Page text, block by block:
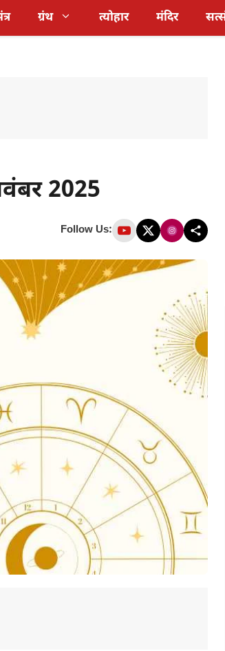
ग्रंथ त्योहार मंदिर
2025
Follow Us: